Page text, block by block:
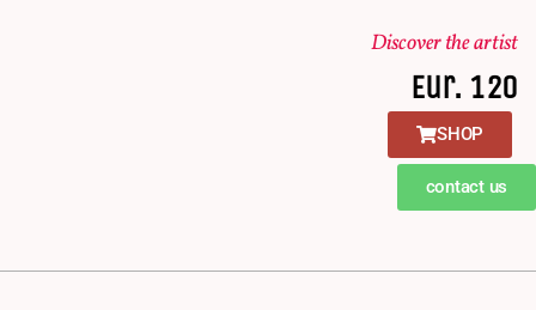
Discover the artist
Eur. 120
SHOP
contact us